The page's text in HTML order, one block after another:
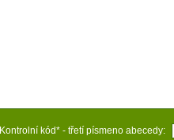
Kontrolní kód* - třetí písmeno abecedy: